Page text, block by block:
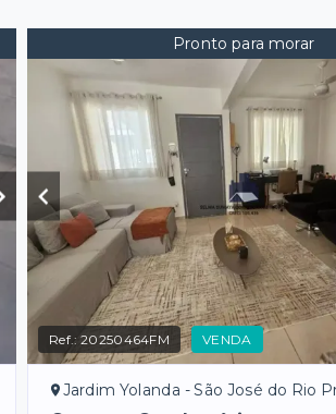
Pronto para morar
Ref.:20250464FM VENDA
Jardim Yolanda - São José do Rio